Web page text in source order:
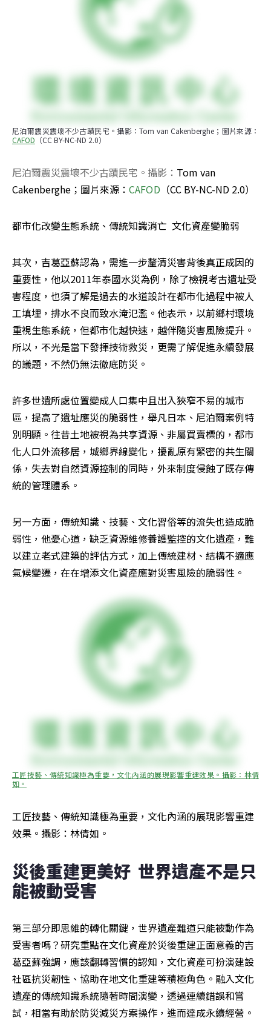
尼泊爾震災震壞不少古蹟民宅。攝影：Tom van Cakenberghe；圖片來源：
CAFOD （CC BY-NC-ND 2.0）
尼泊爾震災震壞不少古蹟民宅。攝影： Tom van
Cakenberghe；圖片來源： CAFOD （CC BY-NC-ND 2.0）
都市化改變生態系統、傳統知識消亡  文化資產變脆弱
其次，吉葛亞蘇認為，需進一步釐清災害背後真正成因的
重要性，他以2011年泰國水災為例，除了檢視考古遺址受
害程度，也須了解是過去的水道設計在都市化過程中被人
工填埋，排水不良而致水淹氾濫。他表示，以前鄉村環境
重視生態系統，但都市化越快速，越伴隨災害風險提升。
所以，不光是當下發揮技術救災，更需了解促進永續發展
的議題，不然仍無法徹底防災。
許多世遺所處位置變成人口集中且出入狹窄不易的城市
區，提高了遺址應災的脆弱性，舉凡日本、尼泊爾案例特
別明顯。往昔土地被視為共享資源、非屬買賣標的，都市
化人口外流移居，城鄉界線變化，擾亂原有緊密的共生關
係，失去對自然資源控制的同時，外來制度侵蝕了既存傳
統的管理體系。
另一方面，傳統知識、技藝、文化習俗等的流失也造成脆
弱性，他憂心道，缺乏資源維修養護監控的文化遺產，難
以建立老式建築的評估方式，加上傳統建材、結構不適應
氣候變遷，在在增添文化資產應對災害風險的脆弱性。
工匠技藝、傳統知識極為重要，文化內涵的展現影響重建效果。攝影：林倩
如。
工匠技藝、傳統知識極為重要，文化內涵的展現影響重建
效果。攝影：林倩如。
災後重建更美好  世界遺產不是只
能被動受害
第三部分即思維的轉化關鍵，世界遺產難道只能被動作為
受害者嗎？研究重點在文化資產於災後重建正面意義的吉
葛亞蘇強調，應該翻轉習慣的認知，文化資產可扮演建設
社區抗災韌性、協助在地文化重建等積極角色。融入文化
遺產的傳統知識系統隨著時間演變，透過連續錯誤和嘗
試，相當有助於防災減災方案操作，進而達成永續經營。